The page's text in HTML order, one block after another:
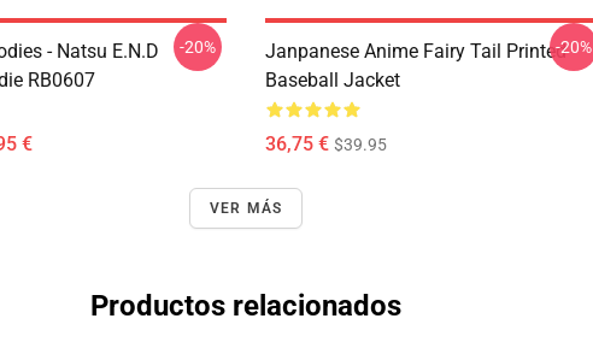
- Natsu E.N.D
RB0607
€
-20%
Janpanese Anime Fairy Tail Printed
Baseball Jacket
36,75 € $39.95
-20%
VER MÁS
Productos relacionados